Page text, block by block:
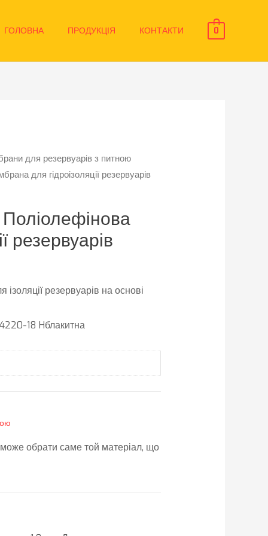
ГОЛОВНА ПРОДУКЦІЯ КОНТАКТИ 0
для резервуарів з питною
для гідроізоляції резервуарів
резервуарів
резервуарів на основі
18 Hблакитна
обрати саме той матеріал, що